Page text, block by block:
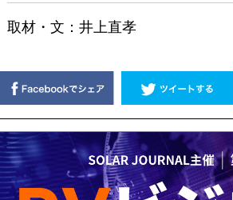
取材・文：井上直孝